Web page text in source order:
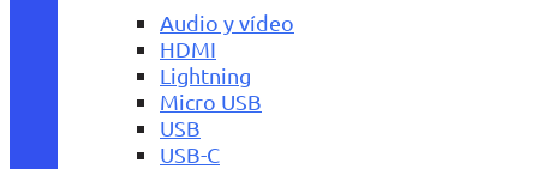
Audio y vídeo
HDMI
Lightning
Micro USB
USB
USB-C